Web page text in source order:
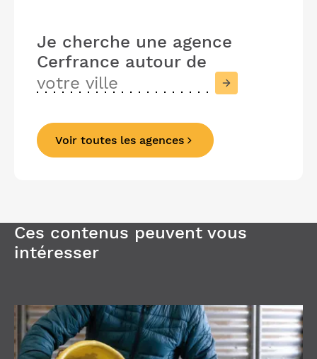
Je cherche une agence
Cerfrance autour de
PrécédentSuivant
Voir toutes les agences
Ces contenus peuvent vous
intéresser